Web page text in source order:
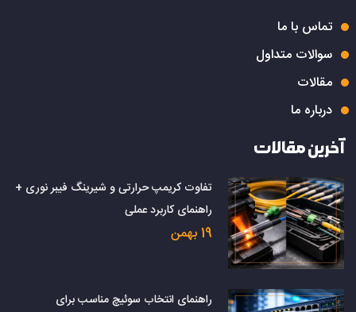
تماس با ما
سوالات متداول
مقالات
درباره ما
آخرین مقالات
تفاوت کریمپ حرارتی و شیرینگ فیبر نوری +
راهنمای کاربرد عملی
19 بهمن
راهنمای انتخاب سوئیچ مناسب برای